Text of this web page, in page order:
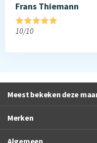
Frans Thiemann
10/10
Meest bekeken deze
Merken
Algemeen